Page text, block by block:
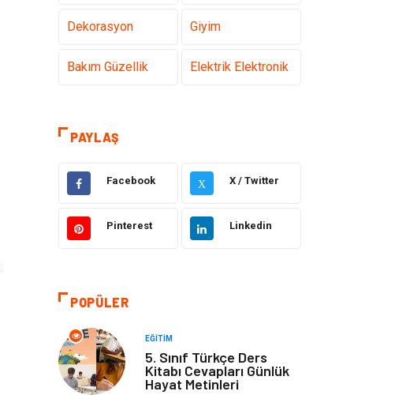
Dekorasyon Giyim
Bakım Güzellik Elektrik Elektronik
Makine
Bilgisayar &
Otomotiv
Aksesuar
Bebek Giyim Tarih
PAYLAŞ
Facebook X X / Twitter
Pinterest Linkedin
POPÜLER
EĞITIM
5. Sınıf Türkçe Ders
Kitabı Cevapları Günlük
Hayat Metinleri